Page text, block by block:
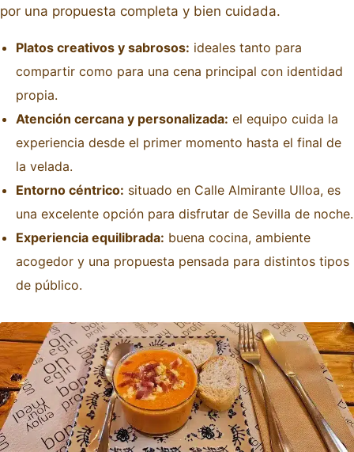
por una propuesta completa y bien cuidada.
Platos creativos y sabrosos: ideales tanto para
compartir como para una cena principal con identidad
propia.
Atención cercana y personalizada: el equipo cuida la
experiencia desde el primer momento hasta el final de
la velada.
Entorno céntrico: situado en Calle Almirante Ulloa, es
una excelente opción para disfrutar de Sevilla de noche.
Experiencia equilibrada: buena cocina, ambiente
acogedor y una propuesta pensada para distintos tipos
de público.